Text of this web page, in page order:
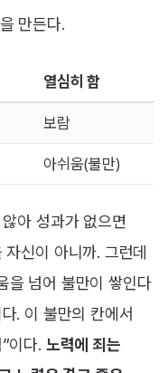
만든다.
열심히 함
보람
아쉬움(불만)
아 성과가 없으면
신이 아니까. 그런데
을 넘어 불만이 쌓인다
. 이 불만의 칸에서
이다. 노력에 죄는